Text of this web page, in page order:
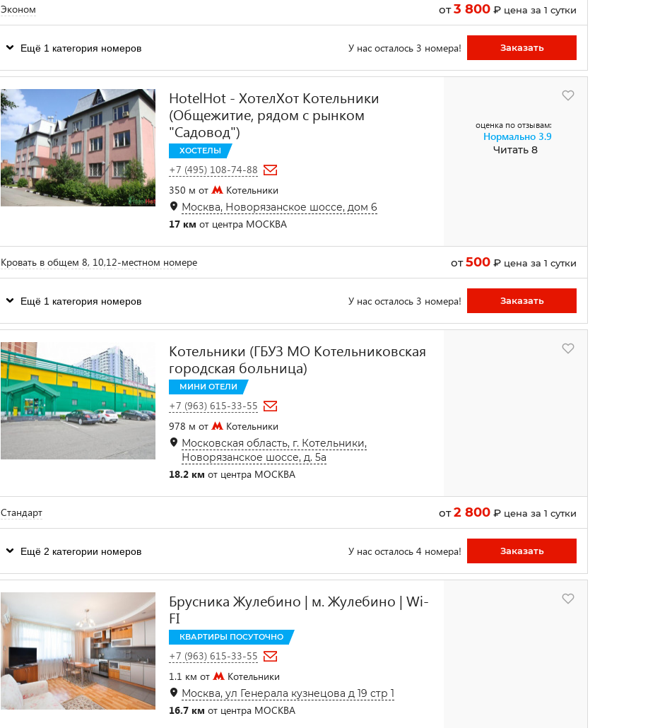
Эконом от3 800₽ цена за 1 сутки
Ещё 1 категория номеров У нас осталось 3 номера! Заказать
HotelHot - ХотелХот Котельники
(Общежитие, рядом с рынком
"Садовод")
ХОСТЕЛЫ
+7 (495) 108-74-88
350 м от
Котельники
Москва, Новорязанское шоссе, дом 6
17 км от центра МОСКВА
оценка по отзывам:
Нормально 3.9
Читать 8
Кровать в общем 8, 10,12-местном номере от500₽ цена за 1 сутки
Ещё 1 категория номеров У нас осталось 3 номера! Заказать
Котельники (ГБУЗ МО Котельниковская
городская больница)
МИНИ ОТЕЛИ
+7 (963) 615-33-55
978 м от
Котельники
Московская область, г. Котельники,
Новорязанское шоссе, д. 5а
18.2 км от центра МОСКВА
Стандарт от2 800₽ цена за 1 сутки
Ещё 2 категории номеров У нас осталось 4 номера! Заказать
Брусника Жулебино | м. Жулебино | Wi-
FI
КВАРТИРЫ ПОСУТОЧНО
+7 (963) 615-33-55
1.1 км от
Котельники
Москва, ул Генерала кузнецова д 19 стр 1
16.7 км от центра МОСКВА